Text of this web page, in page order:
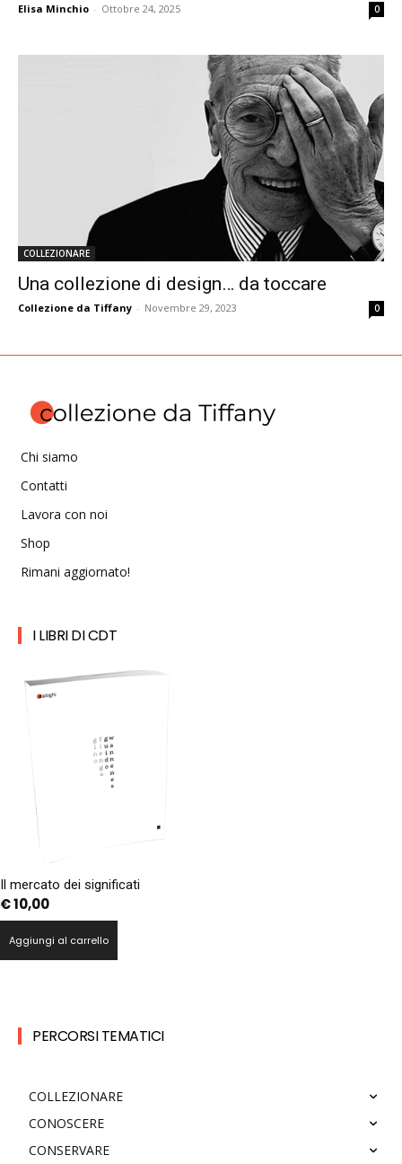
Elisa Minchio - Ottobre 24, 2025 0
COLLEZIONARE
Una collezione di design… da toccare
Collezione da Tiffany - Novembre 29, 2023 0
Chi siamo
Contatti
Lavora con noi
Shop
Rimani aggiornato!
I LIBRI DI CDT
Il mercato dei significati
€10,00
Aggiungi al carrello
PERCORSI TEMATICI
COLLEZIONARE
CONOSCERE
CONSERVARE